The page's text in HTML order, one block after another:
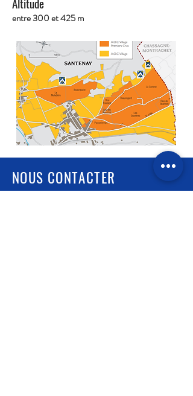
entre 300 et 425 m
NOUS CONTACTER